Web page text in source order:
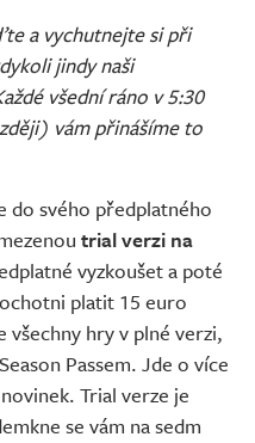
a vychutnejte si při
jindy naši
všední ráno v 5:30
vám přinášíme to
do svého předplatného
trial verzi na
vyzkoušet a poté
platit 15 euro
všechny hry v plné verzi,
Passem. Jde o více
Trial verze je
se vám na sedm